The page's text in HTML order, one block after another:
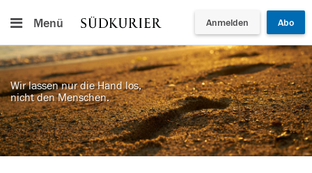
Menü Anmelden Abo
Wir lassen nur die Hand los,
nicht den Menschen.